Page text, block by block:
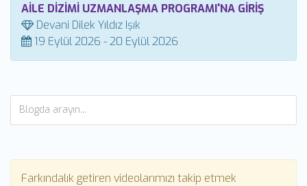
AİLE DİZİMİ UZMANLAŞMA PROGRAMI'NA GİRİŞ
Devani Dilek Yıldız Işık
19 Eylül 2026 - 20 Eylül 2026
Farkındalık getiren videolarımızı takip etmek